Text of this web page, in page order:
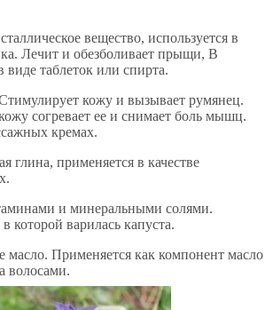
вещество, используется в
Лечит и обезболивает прыщи, В
виде таблеток или спирта.
кожу и вызывает румянец.
согревает ее и снимает боль мышц.
кремах.
глина, применяется в качестве
и минеральными солями.
которой варилась капуста.
масло. Применяется как компонент масло
волосами.